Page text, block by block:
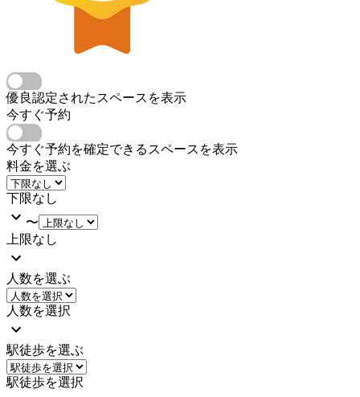
優良認定されたスペースを表示
今すぐ予約
今すぐ予約を確定できるスペースを表示
料金を選ぶ
下限なし
〜
上限なし
人数を選ぶ
人数を選択
駅徒歩を選ぶ
駅徒歩を選択